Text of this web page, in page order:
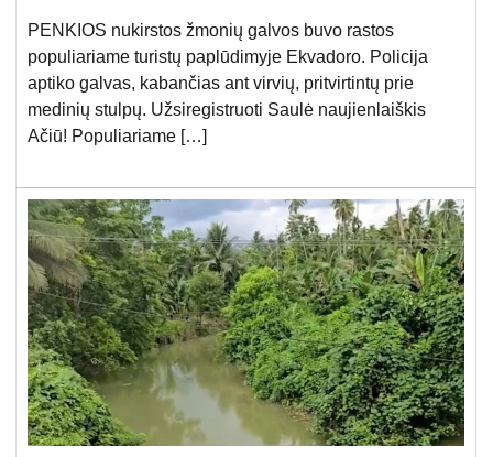
PENKIOS nukirstos žmonių galvos buvo rastos
populiariame turistų paplūdimyje Ekvadoro. Policija
aptiko galvas, kabančias ant virvių, pritvirtintų prie
medinių stulpų. Užsiregistruoti Saulė naujienlaiškis
Ačiū! Populiariame […]